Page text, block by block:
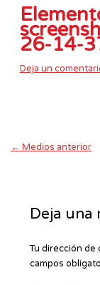
26-14-
Deja un
← Medios anterior
Deja una
Tu dirección de
campos